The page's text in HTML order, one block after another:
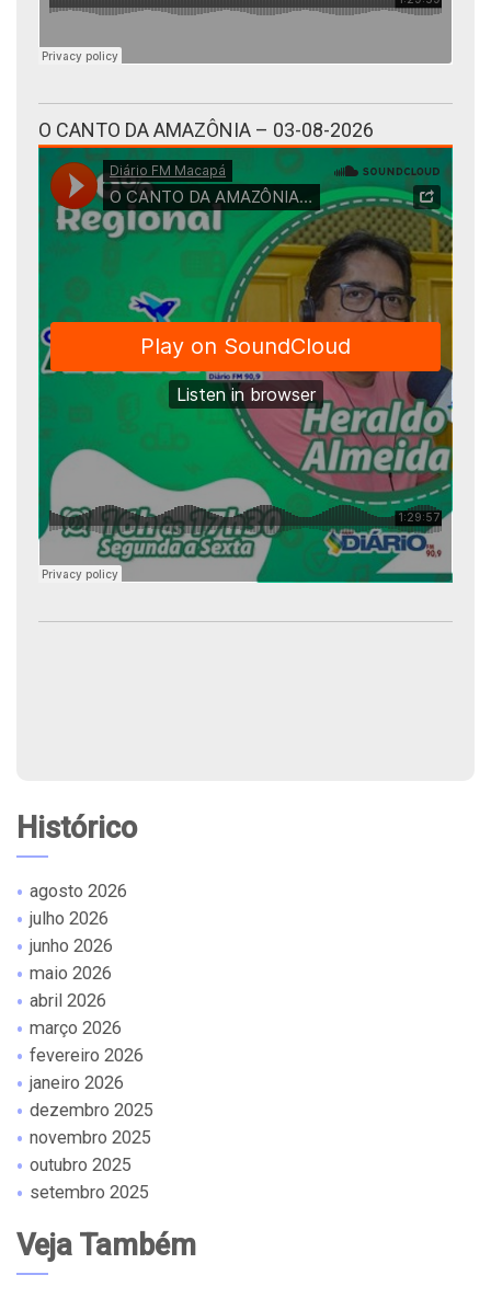
O CANTO DA AMAZÔNIA – 03-08-2026
Histórico
agosto 2026
julho 2026
junho 2026
maio 2026
abril 2026
março 2026
fevereiro 2026
janeiro 2026
dezembro 2025
novembro 2025
outubro 2025
setembro 2025
Veja Também